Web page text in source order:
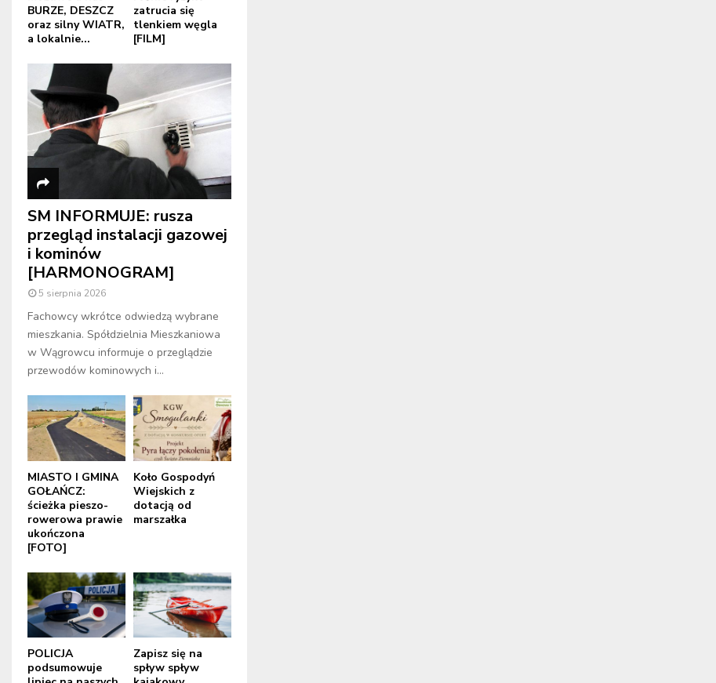
BURZE, DESZCZ
oraz silny WIATR,
a lokalnie...
zatrucia się
tlenkiem węgla
[FILM]
SM INFORMUJE: rusza
przegląd instalacji gazowej
i kominów
[HARMONOGRAM]
5 sierpnia 2026
Fachowcy wkrótce odwiedzą wybrane
mieszkania. Spółdzielnia Mieszkaniowa
w Wągrowcu informuje o przeglądzie
przewodów kominowych i...
MIASTO I GMINA
GOŁAŃCZ:
ścieżka pieszo-
rowerowa prawie
ukończona
[FOTO]
Koło Gospodyń
Wiejskich z
dotacją od
marszałka
POLICJA
podsumowuje
Zapisz się na
spływ spływ